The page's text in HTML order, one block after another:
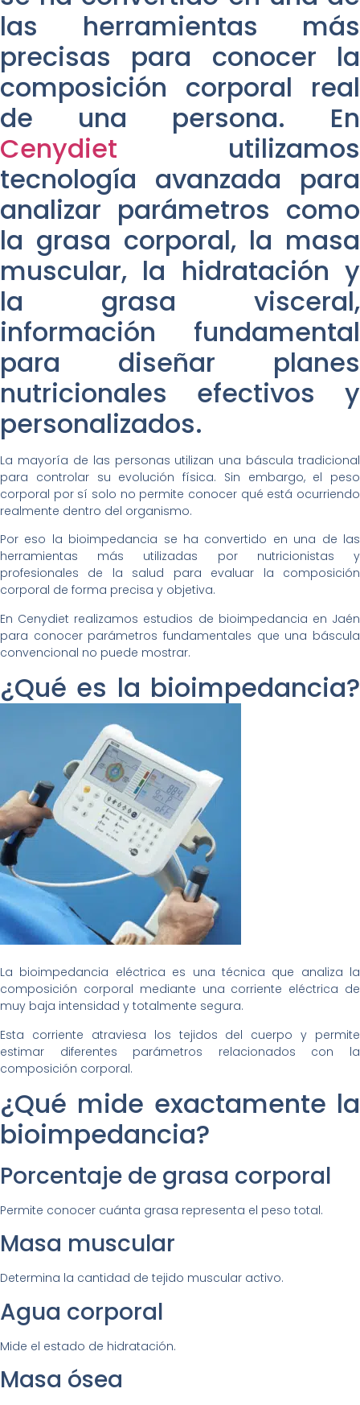
las herramientas más
precisas para conocer la
composición corporal real
de una persona. En
Cenydiet utilizamos
tecnología avanzada para
analizar parámetros como
la grasa corporal, la masa
muscular, la hidratación y
la grasa visceral,
información fundamental
para diseñar planes
nutricionales efectivos y
personalizados.
La mayoría de las personas utilizan una báscula tradicional
para controlar su evolución física. Sin embargo, el peso
corporal por sí solo no permite conocer qué está ocurriendo
realmente dentro del organismo.
Por eso la bioimpedancia se ha convertido en una de las
herramientas más utilizadas por nutricionistas y
profesionales de la salud para evaluar la composición
corporal de forma precisa y objetiva.
En Cenydiet realizamos estudios de bioimpedancia en Jaén
para conocer parámetros fundamentales que una báscula
convencional no puede mostrar.
¿Qué es la bioimpedancia?
La bioimpedancia eléctrica es una técnica que analiza la
composición corporal mediante una corriente eléctrica de
muy baja intensidad y totalmente segura.
Esta corriente atraviesa los tejidos del cuerpo y permite
estimar diferentes parámetros relacionados con la
composición corporal.
¿Qué mide exactamente la
bioimpedancia?
Porcentaje de grasa corporal
Permite conocer cuánta grasa representa el peso total.
Masa muscular
Determina la cantidad de tejido muscular activo.
Agua corporal
Mide el estado de hidratación.
Masa ósea